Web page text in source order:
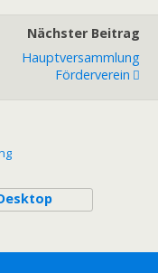
Nächster Beitrag
Hauptversammlung
Förderverein